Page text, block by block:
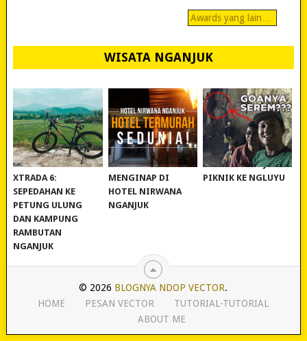
Awards yang lain…
WISATA NGANJUK
REVIEW POLYGON
XTRADA 6:
SEPEDAHAN KE
PETUNG ULUNG
DAN KAMPUNG
RAMBUTAN
NGANJUK
MURAH BANGET!
MENGINAP DI
HOTEL NIRWANA
NGANJUK
WISATA NGANJUK:
PIKNIK KE NGLUYU
© 2026 BLOGNYA NDOP VECTOR.
HOME
PESAN VECTOR
TUTORIAL-TUTORIAL
ABOUT ME